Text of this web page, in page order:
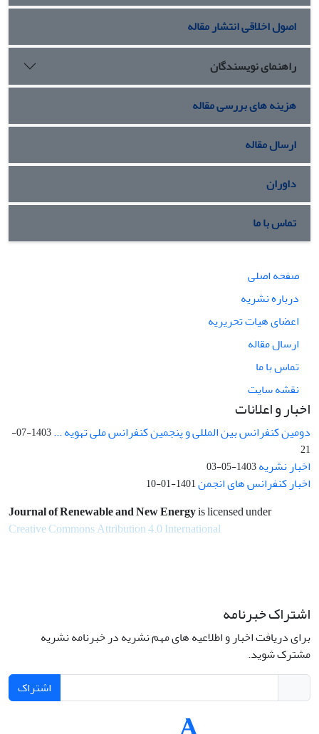
اصول اخلاقی انتشار مقاله
راهنمای نویسندگان
هزینه های بررسی مقاله
ارسال مقاله
داوران
تماس با ما
صفحه اصلی
درباره نشریه
اعضای هیات تحریریه
ارسال مقاله
تماس با ما
نقشه سایت
اخبار و اعلانات
دومین کنفرانس بین المللی و پنجمین کنفرانس ملی تهویه ...
1403-07-
21
اخبار نشریه1403-05-03
اخبار کنفرانس های انجمن1401-01-10
Journal of Renewable and New Energyis licensed under
Creative Commons Attribution 4.0 International
اشتراک خبرنامه
برای دریافت اخبار و اطلاعیه های مهم نشریه در خبرنامه نشریه
مشترک شوید.
اشتراک